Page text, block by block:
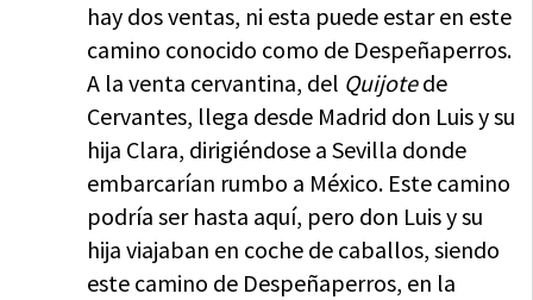
hay dos ventas, ni esta puede estar en este
camino conocido como de Despeñaperros.
A la venta cervantina, del Quijotede
Cervantes, llega desde Madrid don Luis y su
hija Clara, dirigiéndose a Sevilla donde
embarcarían rumbo a México. Este camino
podría ser hasta aquí, pero don Luis y su
hija viajaban en coche de caballos, siendo
este camino de Despeñaperros, en la